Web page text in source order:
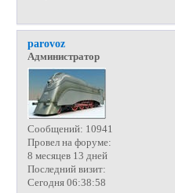
parovoz
Администратор
Сообщений: 10941
Провел на форуме:
8 месяцев 13 дней
Последний визит:
Сегодня 06:38:58